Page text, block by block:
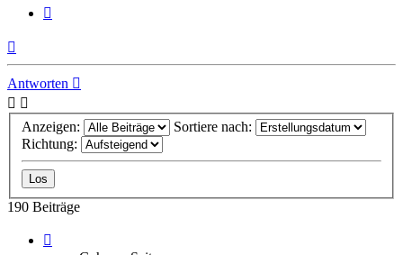
Antworten
Anzeigen:
Sortiere nach:
Richtung:
190 Beiträge